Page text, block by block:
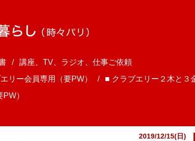
講座、TV、ラジオ、仕事ご依頼
リー会員専用（要PW） ■ クラブエリー２木と３
）
2019/12/15(日)